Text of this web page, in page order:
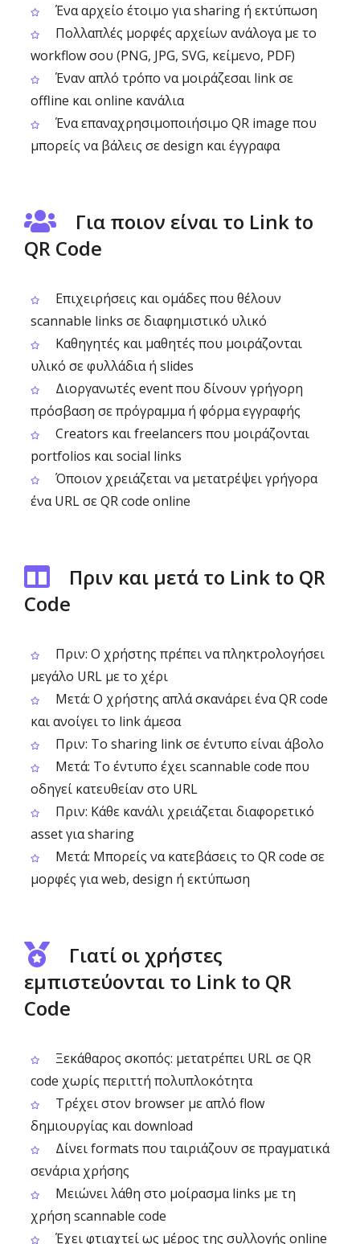
Ένα αρχείο έτοιμο για sharing ή εκτύπωση
Πολλαπλές μορφές αρχείων ανάλογα με το
workflow σου (PNG, JPG, SVG, κείμενο, PDF)
Έναν απλό τρόπο να μοιράζεσαι link σε
offline και online κανάλια
Ένα επαναχρησιμοποιήσιμο QR image που
μπορείς να βάλεις σε design και έγγραφα
Για ποιον είναι το Link to
QR Code
Επιχειρήσεις και ομάδες που θέλουν
scannable links σε διαφημιστικό υλικό
Καθηγητές και μαθητές που μοιράζονται
υλικό σε φυλλάδια ή slides
Διοργανωτές event που δίνουν γρήγορη
πρόσβαση σε πρόγραμμα ή φόρμα εγγραφής
Creators και freelancers που μοιράζονται
portfolios και social links
Όποιον χρειάζεται να μετατρέψει γρήγορα
ένα URL σε QR code online
Πριν και μετά το Link to QR
Code
Πριν: Ο χρήστης πρέπει να πληκτρολογήσει
μεγάλο URL με το χέρι
Μετά: Ο χρήστης απλά σκανάρει ένα QR code
και ανοίγει το link άμεσα
Πριν: Το sharing link σε έντυπο είναι άβολο
Μετά: Το έντυπο έχει scannable code που
οδηγεί κατευθείαν στο URL
Πριν: Κάθε κανάλι χρειάζεται διαφορετικό
asset για sharing
Μετά: Μπορείς να κατεβάσεις το QR code σε
μορφές για web, design ή εκτύπωση
Γιατί οι χρήστες
εμπιστεύονται το Link to QR
Code
Ξεκάθαρος σκοπός: μετατρέπει URL σε QR
code χωρίς περιττή πολυπλοκότητα
Τρέχει στον browser με απλό flow
δημιουργίας και download
Δίνει formats που ταιριάζουν σε πραγματικά
σενάρια χρήσης
Μειώνει λάθη στο μοίρασμα links με τη
χρήση scannable code
Έχει φτιαχτεί ως μέρος της συλλογής online